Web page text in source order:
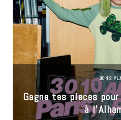
BONS
Gagne tes places
à